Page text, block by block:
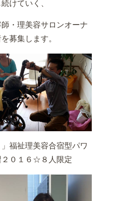
けていく、
・理美容サロンオーナ
募集します。
」福祉理美容合宿型パワ
２０１６☆８人限定